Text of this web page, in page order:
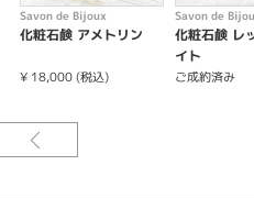
K18WG
石種
タンザナイト
Savon de Bijoux
化粧石鹸 アメトリン
¥ 18,000 (税込)
Savon de
化粧石鹸 レ
イト
ご成約済み